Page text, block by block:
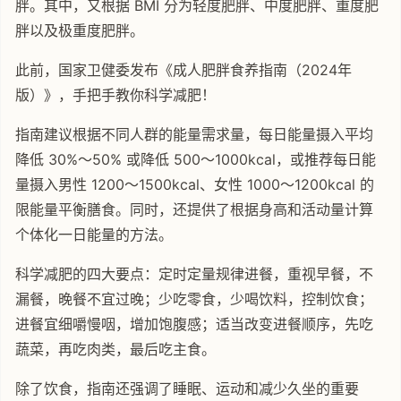
胖。其中，又根据 BMI 分为轻度肥胖、中度肥胖、重度肥
胖以及极重度肥胖。
此前，国家卫健委发布《成人肥胖食养指南（2024年
版）》，手把手教你科学减肥！
指南建议根据不同人群的能量需求量，每日能量摄入平均
降低 30%～50% 或降低 500～1000kcal，或推荐每日能
量摄入男性 1200～1500kcal、女性 1000～1200kcal 的
限能量平衡膳食。同时，还提供了根据身高和活动量计算
个体化一日能量的方法。
科学减肥的四大要点：定时定量规律进餐，重视早餐，不
漏餐，晚餐不宜过晚；少吃零食，少喝饮料，控制饮食；
进餐宜细嚼慢咽，增加饱腹感；适当改变进餐顺序，先吃
蔬菜，再吃肉类，最后吃主食。
除了饮食，指南还强调了睡眠、运动和减少久坐的重要